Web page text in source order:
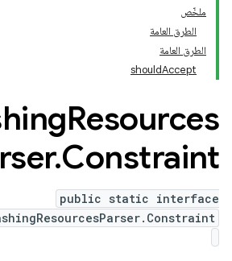
ملخّص
الطرق العامة
الطرق العامة
shouldAccept
Resources
.Constraint
public static interface